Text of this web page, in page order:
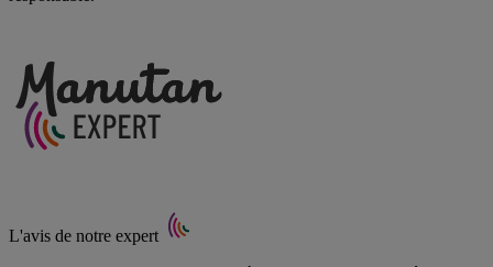
L'avis de notre expert